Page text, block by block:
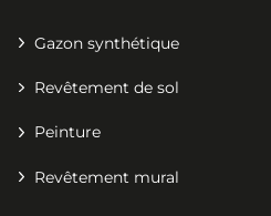
Gazon synthétique
Revêtement de sol
Peinture
Revêtement mural